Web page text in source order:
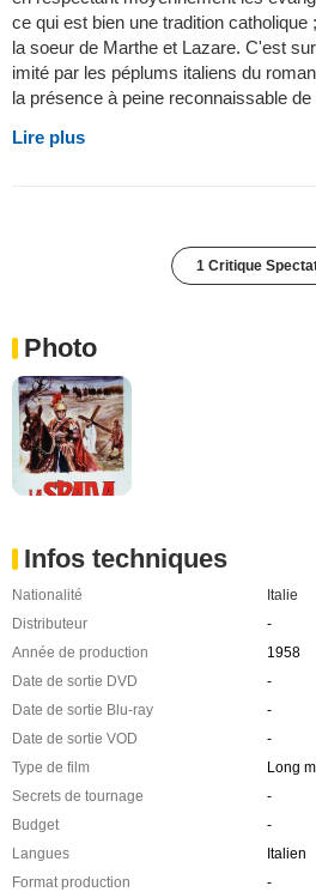
ce qui est bien une tradition
la soeur de Marthe et Lazare. C'est
imité par les péplums italiens du
la présence à peine reconnaissable de
Lire plus
1 Critique
Photo
Infos techniques
Nationalité
Italie
Distributeur
-
Année de production
1958
Date de sortie DVD
-
Date de sortie Blu-ray
-
Date de sortie VOD
-
Type de film
Long
Secrets de tournage
-
Budget
-
Langues
Italien
Format production
-